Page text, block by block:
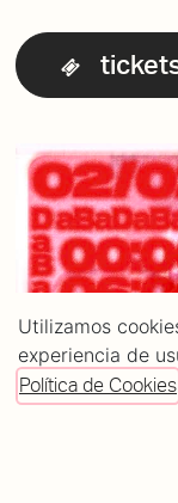
Utilizamos
experiencia de
Política de Cookies